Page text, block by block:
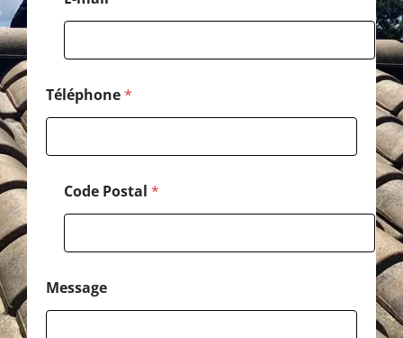
t
a
l
Téléphone*
Code Postal *
Message